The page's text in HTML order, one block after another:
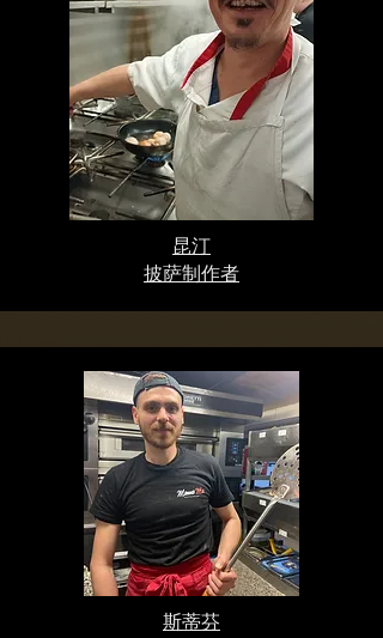
昆汀
披萨制作者
斯蒂芬